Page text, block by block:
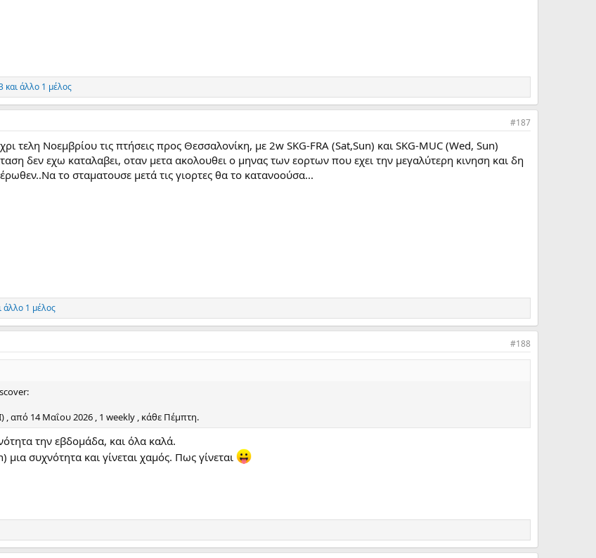
και άλλο 1 μέλος
#187
τελη Νοεμβρίου τις πτήσεις προς Θεσσαλονίκη, με 2w SKG-FRA (Sat,Sun) και SKG-MUC (Wed, Sun)
δεν εχω καταλαβει, οταν μετα ακολουθει ο μηνας των εορτων που εχει την μεγαλύτερη κινηση και δη
το σταματουσε μετά τις γιορτες θα το κατανοούσα...
άλλο 1 μέλος
#188
, από 14 Μαΐου 2026 , 1 weekly , κάθε Πέμπτη.
την εβδομάδα, και όλα καλά.
συχνότητα και γίνεται χαμός. Πως γίνεται